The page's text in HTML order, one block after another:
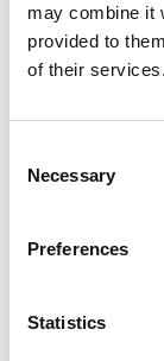
may combine it
provided to
of their services.
Selection
Necessary
Preferences
Statistics